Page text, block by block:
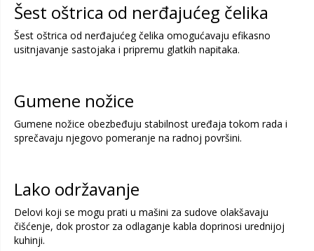
Šest oštrica od nerđajućeg čelika
Šest oštrica od nerđajućeg čelika omogućavaju efikasno
usitnjavanje sastojaka i pripremu glatkih napitaka.
Gumene nožice
Gumene nožice obezbeđuju stabilnost uređaja tokom rada i
sprečavaju njegovo pomeranje na radnoj površini.
Lako održavanje
Delovi koji se mogu prati u mašini za sudove olakšavaju
čišćenje, dok prostor za odlaganje kabla doprinosi urednijoj
kuhinji.